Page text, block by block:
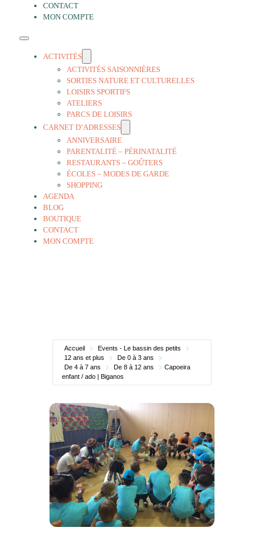
CONTACT
MON COMPTE
ACTIVITÉS
ACTIVITÉS SAISONNIÈRES
SORTIES NATURE ET CULTURELLES
LOISIRS SPORTIFS
ATELIERS
PARCS DE LOISIRS
CARNET D’ADRESSES
ANNIVERSAIRE
PARENTALITÉ – PÉRINATALITÉ
RESTAURANTS – GOÛTERS
ÉCOLES – MODES DE GARDE
SHOPPING
AGENDA
BLOG
BOUTIQUE
CONTACT
MON COMPTE
Accueil
Events - Le bassin des petits
12 ans et plus
De 0 à 3 ans
De 4 à 7 ans
De 8 à 12 ans
Capoeira
enfant / ado | Biganos